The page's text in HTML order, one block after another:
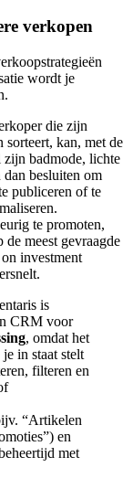
verkopen
wordt je
die zijn
kan, met de
zijn badmode, lichte
besluiten om
publiceren of te
te promoten,
meest gevraagde
investment
is
CRM voor
, omdat het
in staat stelt
filteren en
“Artikelen
en
met